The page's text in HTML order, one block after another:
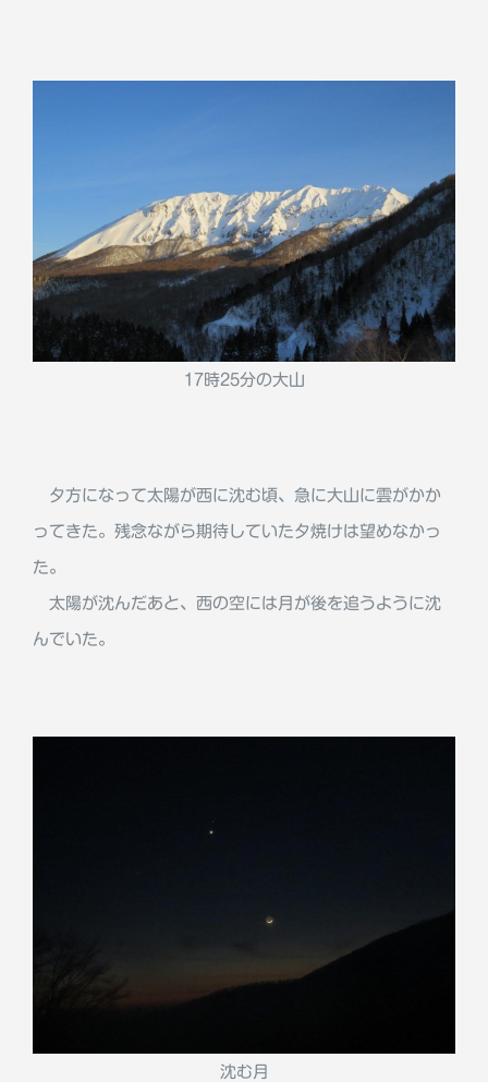
17時25分の大山
夕方になって太陽が西に沈む頃、急に大山に雲がかか
ってきた。残念ながら期待していた夕焼けは望めなかっ
た。
太陽が沈んだあと、西の空には月が後を追うように沈
んでいた。
沈む月